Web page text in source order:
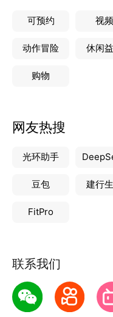
您对APP的反馈对我
可预约 视频
动作冒险 休闲
购物
网友热搜
光环助手
豆包 建行
FitPro
联系我们